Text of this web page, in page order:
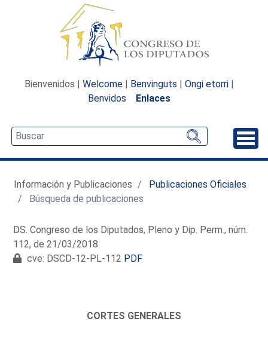
Bienvenidos | Welcome | Benvinguts | Ongi etorri |
Benvidos
Enlaces
Información y Publicaciones
Publicaciones Oficiales
Búsqueda de publicaciones
DS. Congreso de los Diputados, Pleno y Dip. Perm., núm.
112, de 21/03/2018
cve: DSCD-12-PL-112 PDF
CORTES GENERALES